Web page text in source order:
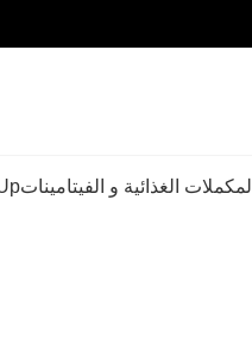
المكملات الغذائية و الفيتامينات